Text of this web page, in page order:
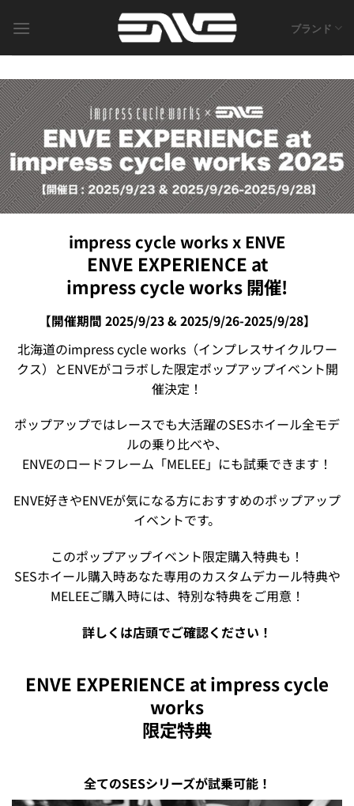
ブランド
impress cycle works x ENVE
ENVE EXPERIENCE at
impress cycle works 開催!
【開催期間 2025/9/23 & 2025/9/26-2025/9/28】
北海道のimpress cycle works（インプレスサイクルワー
クス）とENVEがコラボした限定ポップアップイベント開
催決定！
ポップアップではレースでも大活躍のSESホイール全モデ
ルの乗り比べや、
ENVEのロードフレーム「MELEE」にも試乗できます！
ENVE好きやENVEが気になる方におすすめのポップアップ
イベントです。
このポップアップイベント限定購入特典も！
SESホイール購入時あなた専用のカスタムデカール特典や
MELEEご購入時には、特別な特典をご用意！
詳しくは店頭でご確認ください！
ENVE EXPERIENCE at impress cycle
works
限定特典
全てのSESシリーズが試乗可能！